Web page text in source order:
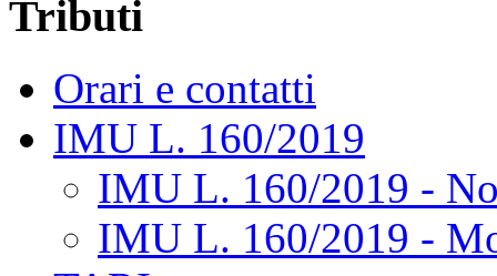
Tributi
Orari e contatti
IMU L. 160/2019
IMU L. 160/2019 -
IMU L. 160/2019 -